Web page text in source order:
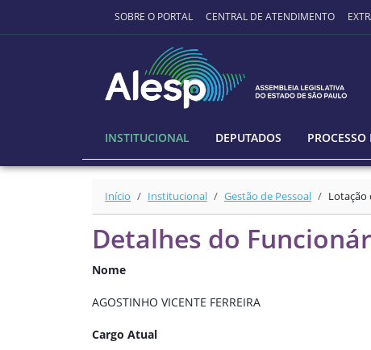
Ir para o conteúdo principal
SOBRE O PORTAL CENTRAL DE ATENDIMENTO
INSTITUCIONAL DEPUTADOS
Início Institucional Gestão de Pessoal Lotação
Detalhes do
Nome
AGOSTINHO VICENTE FERREIRA
Cargo Atual